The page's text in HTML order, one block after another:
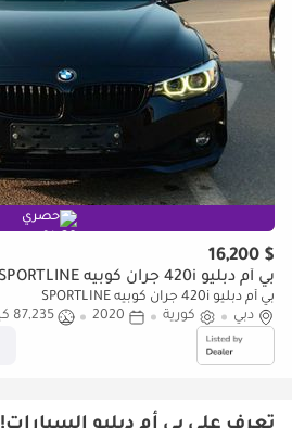
حصري
$ 16,200
بي أم دبليو 420i جران كوبيه SPORTLINE
بي أم دبليو 420i جران كوبيه SPORTLINE
دبي
كورية 2020
87,235 كيلومتر